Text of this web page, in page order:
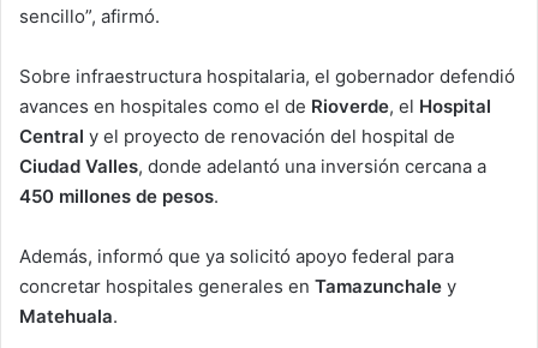
sencillo”, afirmó.
Sobre infraestructura hospitalaria, el gobernador defendió
avances en hospitales como el de Rioverde, el Hospital
Central y el proyecto de renovación del hospital de
Ciudad Valles, donde adelantó una inversión cercana a
450 millones de pesos.
Además, informó que ya solicitó apoyo federal para
concretar hospitales generales en Tamazunchale y
Matehuala.